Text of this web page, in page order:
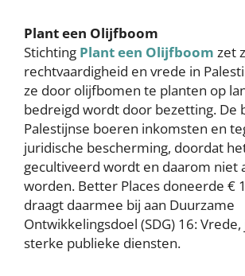
Plant een Olijfboom
Stichting Plant een Olijfboom zet
rechtvaardigheid en vrede in
ze door olijfbomen te planten op
bedreigd wordt door bezetting. De
Palestijnse boeren inkomsten en
juridische bescherming, doordat
gecultiveerd wordt en daarom niet
worden. Better Places doneerde €
draagt daarmee bij aan Duurzame
Ontwikkelingsdoel (SDG) 16:
sterke publieke diensten.